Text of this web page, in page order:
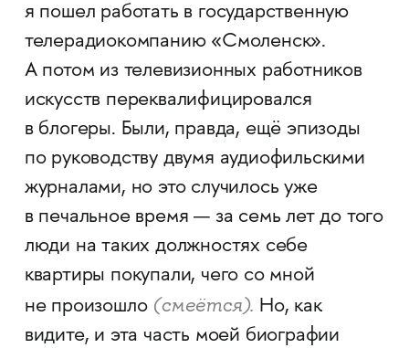
я пошел работать в государственную
телерадиокомпанию «Смоленск».
А потом из телевизионных работников
искусств переквалифицировался
в блогеры. Были, правда, ещё эпизоды
по руководству двумя аудиофильскими
журналами, но это случилось уже
в печальное время — за семь лет до того
люди на таких должностях себе
квартиры покупали, чего со мной
не произошло (смеётся). Но, как
видите, и эта часть моей биографии